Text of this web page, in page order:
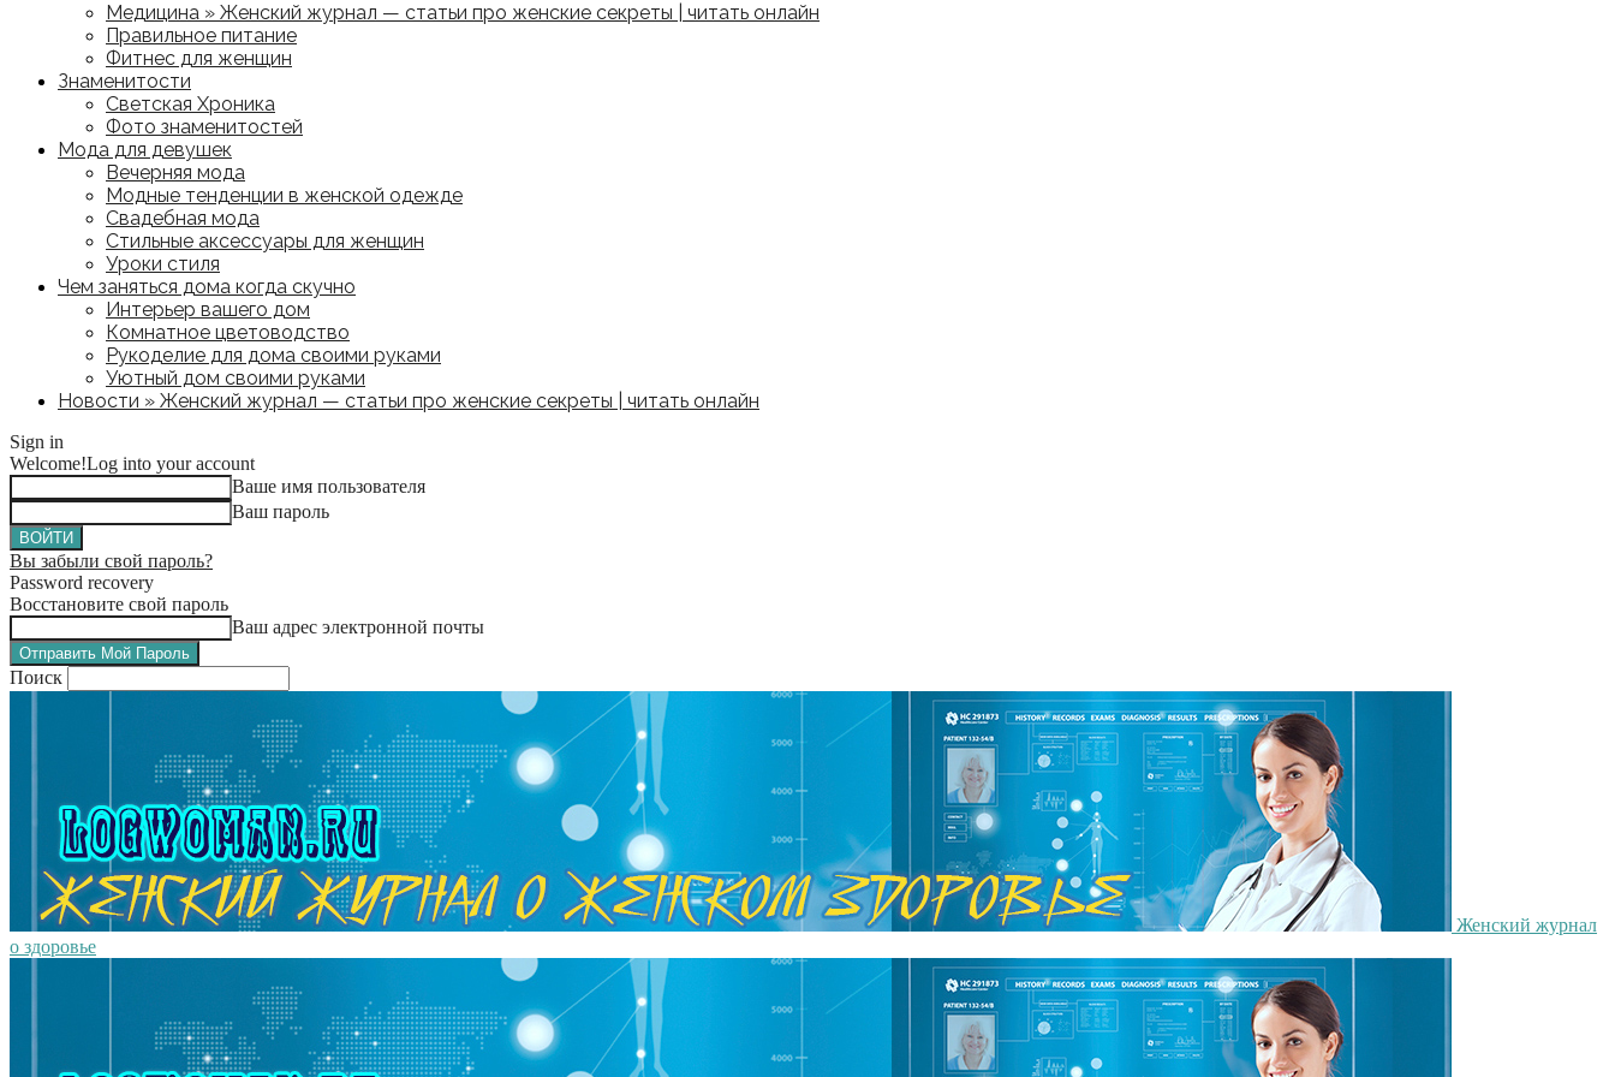
Медицина » Женский журнал — статьи про женские секреты | читать онлайн
Правильное питание
Фитнес для женщин
Знаменитости
Светская Хроника
Фото знаменитостей
Мода для девушек
Вечерняя мода
Модные тенденции в женской одежде
Свадебная мода
Стильные аксессуары для женщин
Уроки стиля
Чем заняться дома когда скучно
Интерьер вашего дом
Комнатное цветоводство
Рукоделие для дома своими руками
Уютный дом своими руками
Новости » Женский журнал — статьи про женские секреты | читать онлайн
Sign in
Welcome!Log into your account
Ваше имя пользователя
Ваш пароль
Вы забыли свой пароль?
Password recovery
Восстановите свой пароль
Ваш адрес электронной почты
Поиск
Женский журнал
о здоровье